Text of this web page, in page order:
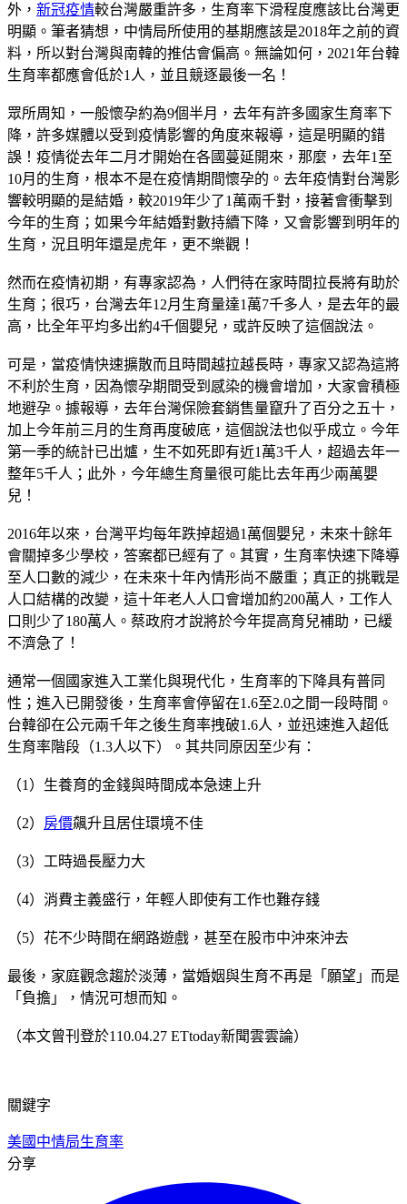
外， 新冠疫情較台灣嚴重許多，生育率下滑程度應該比台灣更
明顯。筆者猜想，中情局所使用的基期應該是2018年之前的資
料，所以對台灣與南韓的推估會偏高。無論如何，2021年台韓
生育率都應會低於1人，並且競逐最後一名！
眾所周知，一般懷孕約為9個半月，去年有許多國家生育率下
降，許多媒體以受到疫情影響的角度來報導，這是明顯的錯
誤！疫情從去年二月才開始在各國蔓延開來，那麼，去年1至
10月的生育，根本不是在疫情期間懷孕的。去年疫情對台灣影
響較明顯的是結婚，較2019年少了1萬兩千對，接著會衝擊到
今年的生育；如果今年結婚對數持續下降，又會影響到明年的
生育，況且明年還是虎年，更不樂觀！
然而在疫情初期，有專家認為，人們待在家時間拉長將有助於
生育；很巧，台灣去年12月生育量達1萬7千多人，是去年的最
高，比全年平均多出約4千個嬰兒，或許反映了這個說法。
可是，當疫情快速擴散而且時間越拉越長時，專家又認為這將
不利於生育，因為懷孕期間受到感染的機會增加，大家會積極
地避孕。據報導，去年台灣保險套銷售量竄升了百分之五十，
加上今年前三月的生育再度破底，這個說法也似乎成立。今年
第一季的統計已出爐，生不如死即有近1萬3千人，超過去年一
整年5千人；此外，今年總生育量很可能比去年再少兩萬嬰
兒！
2016年以來，台灣平均每年跌掉超過1萬個嬰兒，未來十餘年
會關掉多少學校，答案都已經有了。其實，生育率快速下降導
至人口數的減少，在未來十年內情形尚不嚴重；真正的挑戰是
人口結構的改變，這十年老人人口會增加約200萬人，工作人
口則少了180萬人。蔡政府才說將於今年提高育兒補助，已緩
不濟急了！
通常一個國家進入工業化與現代化，生育率的下降具有普同
性；進入已開發後，生育率會停留在1.6至2.0之間一段時間。
台韓卻在公元兩千年之後生育率拽破1.6人，並迅速進入超低
生育率階段（1.3人以下）。其共同原因至少有：
（1）生養育的金錢與時間成本急速上升
（2） 房價飆升且居住環境不佳
（3）工時過長壓力大
（4）消費主義盛行，年輕人即使有工作也難存錢
（5）花不少時間在網路遊戲，甚至在股市中沖來沖去
最後，家庭觀念趨於淡薄，當婚姻與生育不再是「願望」而是
「負擔」，情況可想而知。
（本文曾刊登於110.04.27 ETtoday新聞雲雲論）
關鍵字
美國中情局生育率
分享